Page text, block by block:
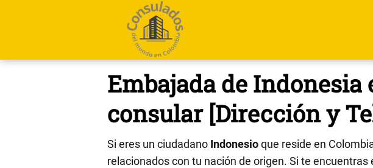
Embajada de Indonesia
consular [Dirección y
Si eres un ciudadano Indonesioque reside en
relacionados con tu nación de origen. Si te